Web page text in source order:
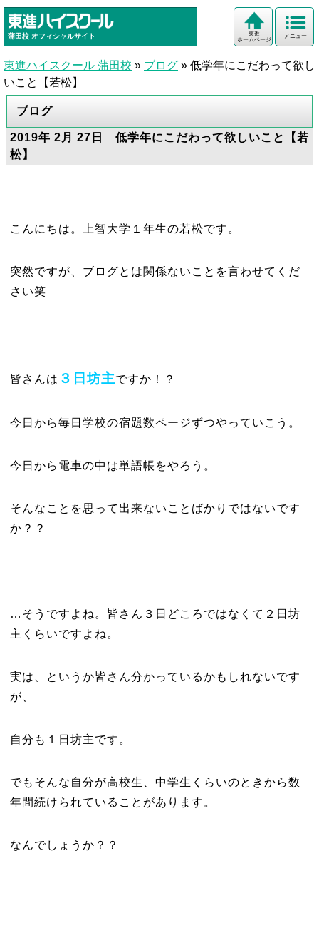
蒲田校 オフィシャルサイト メニュー
東進
ホームページ
東進ハイスクール 蒲田校 » ブログ » 低学年にこだわって欲し
いこと【若松】
ブログ
2019年 2月 27日 低学年にこだわって欲しいこと【若
松】
こんにちは。上智大学１年生の若松です。
突然ですが、ブログとは関係ないことを言わせてくだ
さい笑
皆さんは ３日坊主ですか！？
今日から毎日学校の宿題数ページずつやっていこう。
今日から電車の中は単語帳をやろう。
そんなことを思って出来ないことばかりではないです
か？？
…そうですよね。皆さん３日どころではなくて２日坊
主くらいですよね。
実は、というか皆さん分かっているかもしれないです
が、
自分も１日坊主です。
でもそんな自分が高校生、中学生くらいのときから数
年間続けられていることがあります。
なんでしょうか？？